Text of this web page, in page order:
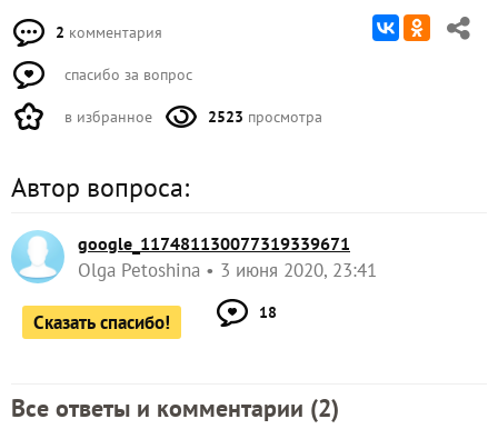
2 комментария
спасибо за вопрос
в избранное 2523 просмотра
Автор вопроса:
google_117481130077319339671
Olga Petoshina 3 июня 2020, 23:41
Сказать спасибо! 18
Все ответы и комментарии (2)